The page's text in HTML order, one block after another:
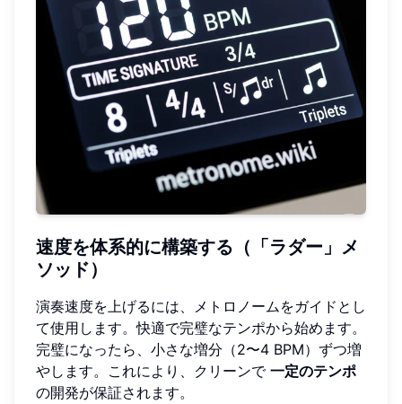
速度を体系的に構築する（「ラダー」メ
ソッド）
演奏速度を上げるには、メトロノームをガイドとし
て使用します。快適で完璧なテンポから始めます。
完璧になったら、小さな増分（2〜4 BPM）ずつ増
やします。これにより、クリーンで 一定のテンポ
の開発が保証されます。